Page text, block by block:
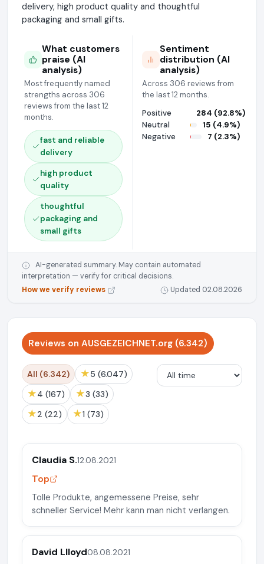
delivery, high product quality and thoughtful
packaging and small gifts.
What customers
praise (AI
analysis)
Most frequently named
strengths across 306
reviews from the last 12
months.
fast and reliable
delivery
high product
quality
thoughtful
packaging and
small gifts
Sentiment
distribution (AI
analysis)
Across 306 reviews from
the last 12 months.
Positive
284 (92.8%)
Neutral
15 (4.9%)
Negative
7 (2.3%)
AI-generated summary. May contain automated
interpretation — verify for critical decisions.
How we verify reviews
Updated 02.08.2026
Reviews on AUSGEZEICHNET.org (6.342)
All (6.342) ★ 5 (6.047)
★ 4 (167) ★ 3 (33)
★ 2 (22) ★ 1 (73)
Claudia S.12.08.2021
Top
Tolle Produkte, angemessene Preise, sehr
schneller Service! Mehr kann man nicht verlangen.
David Llloyd08.08.2021